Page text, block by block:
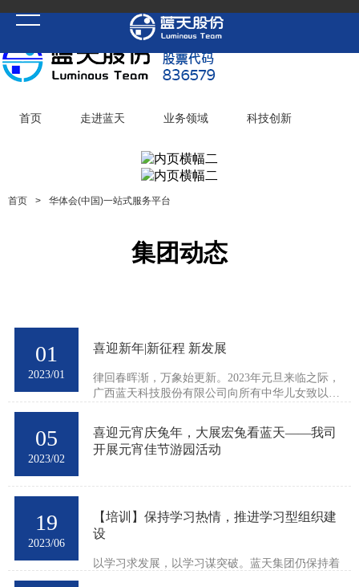
首页 走进蓝天 业务领域 科技创新
华体会(中国)一站式服务平台
首页 > 华体会(中国)一站式服务平台
集团动态
01
2023/01
喜迎新年|新征程 新发展
律回春晖渐，万象始更新。2023年元旦来临之际，
广西蓝天科技股份有限公司向所有中华儿女致以新
2022年为公司做出的贡献！新的疫情形势下，面对
来势汹汹的疫情感染高峰...
05
2023/02
喜迎元宵庆兔年，大展宏兔看蓝天——我司
开展元宵佳节游园活动
19
2023/06
【培训】保持学习热情，推进学习型组织建
设
以学习求发展，以学习谋突破。蓝天集团仍保持着